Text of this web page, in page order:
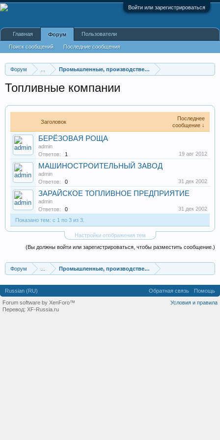
Войти или зарегистрироваться
Форум Промышленные, производственные и перерабатывающие
Топливные компании
Заголовок
Последнее
сообщение ↓
БЕРЁЗОВАЯ РОЩА
admin
Ответов:
1 19 авг 2012
МАШИНОСТРОИТЕЛЬНЫЙ ЗАВОД
admin
Ответов:
0 31 дек 2002
ЗАРАЙСКОЕ ТОПЛИВНОЕ ПРЕДПРИЯТИЕ
admin
Ответов:
0
31 дек 2002
Показано тем: с 1 по 3 из 3.
Настройки отображения тем
(Вы должны войти или зарегистрироваться, чтобы разместить сообщение.)
Форум Промышленные, производственные и перерабатывающие
Главная Форум
Поиск сообщений Последние сообщения
Пользователи
Russian (RU) Обратная связь
Помощь
Условия и правила
Forum software by XenForo™
Перевод: XF-Russia.ru